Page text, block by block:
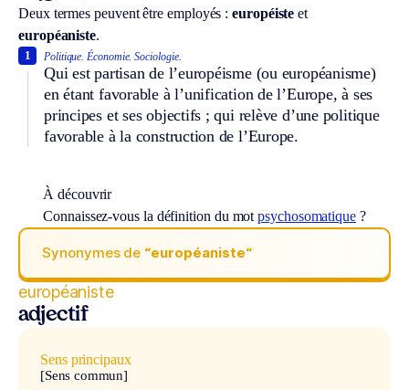
Deux termes peuvent être employés :européiste et
européaniste.
Politique. Économie. Sociologie.
Qui est partisan de l’européisme (ou européanisme)
en étant favorable à l’unification de l’Europe, à ses
principes et ses objectifs ; qui relève d’une politique
favorable à la construction de l’Europe.
1
À découvrir
Connaissez-vous la définition du motpsychosomatique ?
Synonymes de “européaniste“
européaniste
adjectif
Sens principaux
[Sens commun]